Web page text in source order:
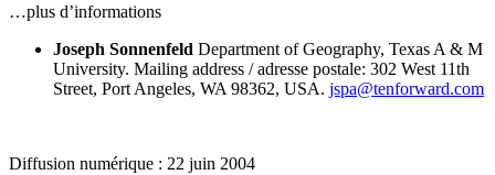
…plus d’informations
Joseph Sonnenfeld Department of Geography, Texas A & M
University. Mailing address / adresse postale: 302 West 11th
Street, Port Angeles, WA 98362, USA. jspa@tenforward.com
Diffusion numérique : 22 juin 2004